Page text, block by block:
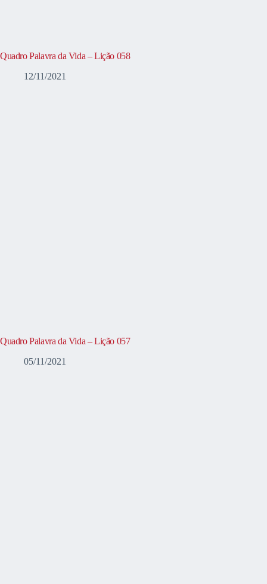
Quadro Palavra da Vida – Lição 058
12/11/2021
Quadro Palavra da Vida – Lição 057
05/11/2021